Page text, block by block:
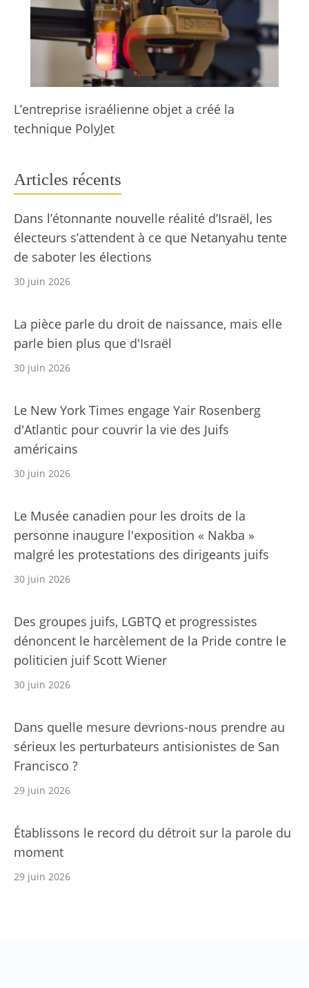
L’entreprise israélienne objet a créé la
technique PolyJet
Articles récents
Dans l’étonnante nouvelle réalité d’Israël, les
électeurs s’attendent à ce que Netanyahu tente
de saboter les élections
30 juin 2026
La pièce parle du droit de naissance, mais elle
parle bien plus que d'Israël
30 juin 2026
Le New York Times engage Yair Rosenberg
d'Atlantic pour couvrir la vie des Juifs
américains
30 juin 2026
Le Musée canadien pour les droits de la
personne inaugure l'exposition « Nakba »
malgré les protestations des dirigeants juifs
30 juin 2026
Des groupes juifs, LGBTQ et progressistes
dénoncent le harcèlement de la Pride contre le
politicien juif Scott Wiener
30 juin 2026
Dans quelle mesure devrions-nous prendre au
sérieux les perturbateurs antisionistes de San
Francisco ?
29 juin 2026
Établissons le record du détroit sur la parole du
moment
29 juin 2026